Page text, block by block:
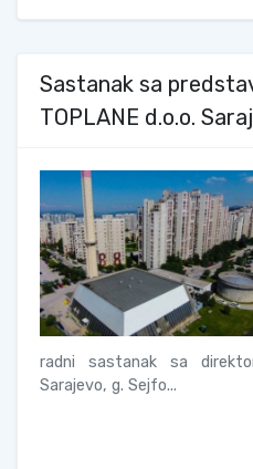
Sastanak sa
TOPLANE d.o.o.
radni sastanak sa
Sarajevo, g. Sejfo...